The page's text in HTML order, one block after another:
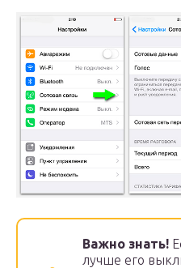
Важно знать!
лучше его